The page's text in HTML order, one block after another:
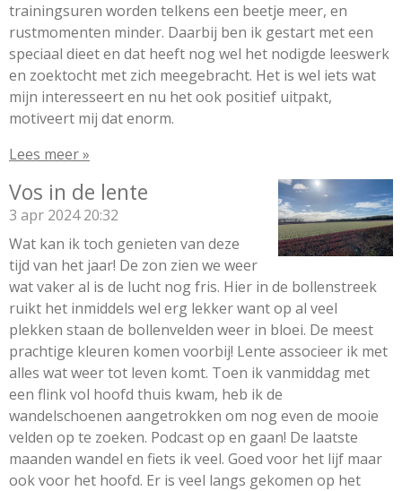
trainingsuren worden telkens een beetje meer, en
rustmomenten minder. Daarbij ben ik gestart met een
speciaal dieet en dat heeft nog wel het nodigde leeswerk
en zoektocht met zich meegebracht. Het is wel iets wat
mijn interesseert en nu het ook positief uitpakt,
motiveert mij dat enorm.
Lees meer »
Vos in de lente
3 apr 2024 20:32
Wat kan ik toch genieten van deze
tijd van het jaar! De zon zien we weer
wat vaker al is de lucht nog fris. Hier in de bollenstreek
ruikt het inmiddels wel erg lekker want op al veel
plekken staan de bollenvelden weer in bloei. De meest
prachtige kleuren komen voorbij! Lente associeer ik met
alles wat weer tot leven komt. Toen ik vanmiddag met
een flink vol hoofd thuis kwam, heb ik de
wandelschoenen aangetrokken om nog even de mooie
velden op te zoeken. Podcast op en gaan! De laatste
maanden wandel en fiets ik veel. Goed voor het lijf maar
ook voor het hoofd. Er is veel langs gekomen op het